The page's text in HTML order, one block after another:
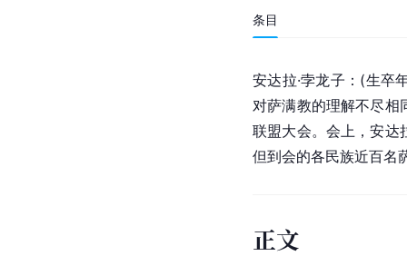
条目
安达拉·孛龙子：(生卒
对萨满教的理解不尽相
联盟大会。会上，安达
但到会的各民族近百名
正文